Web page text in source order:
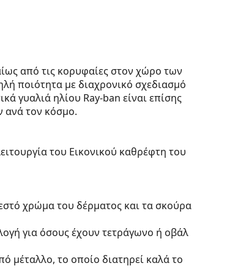
από τις κορυφαίες στον χώρο των
ποιότητα με διαχρονικό σχεδιασμό
γυαλιά ηλίου Ray-ban είναι επίσης
ανά τον κόσμο.
του Εικονικού καθρέφτη του
χρώμα του δέρματος και τα σκούρα
για όσους έχουν τετράγωνο ή οβάλ
μέταλλο, το οποίο διατηρεί καλά το